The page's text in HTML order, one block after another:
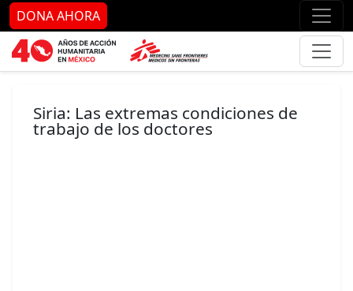
Ir al contenido principal Ir
DONA AHORA
Siria: Las extremas condiciones de
trabajo de los doctores